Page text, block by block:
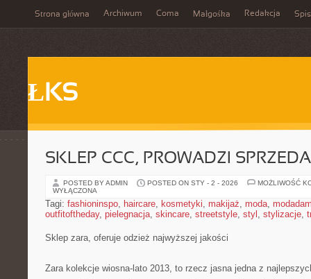
Strona główna Archiwum Coma Małgośka Redakcja
ŁKS
SKLEP CCC, PROWADZI
POSTED BY ADMIN POSTED ON STY - 2 - 2026
MOŻLIWOŚĆ
WYŁĄCZONA
Tagi: fashioninspo, haircare, kosmetyki, makijaż, moda,
outfitoftheday, pielegnacja, skincare, streetstyle, styl , stylizacje,
Sklep zara, oferuje odzież najwyższej jakości
Zara kolekcje wiosna-lato 2013, to rzecz jasna jedna z